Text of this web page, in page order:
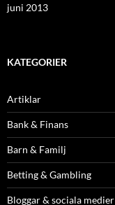
juni 2013
KATEGORIER
Artiklar
Bank & Finans
Barn & Familj
Betting & Gambling
Bloggar & sociala medier